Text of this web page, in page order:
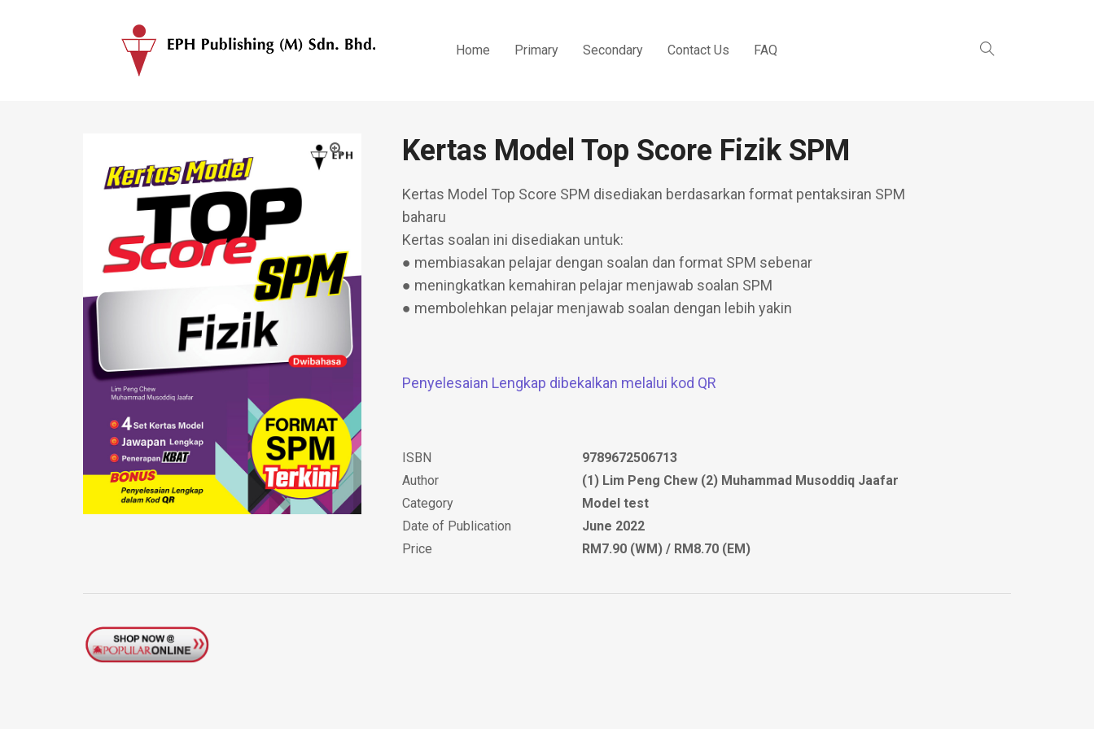
Home Primary Secondary Contact Us FAQ
Kertas Model Top Score Fizik SPM
Kertas Model Top Score SPM disediakan berdasarkan format pentaksiran SPM
baharu
Kertas soalan ini disediakan untuk:
● membiasakan pelajar dengan soalan dan format SPM sebenar
● meningkatkan kemahiran pelajar menjawab soalan SPM
● membolehkan pelajar menjawab soalan dengan lebih yakin
Penyelesaian Lengkap dibekalkan melalui kod QR
ISBN
9789672506713
Author
(1) Lim Peng Chew (2) Muhammad Musoddiq Jaafar
Category
Model test
Date of Publication
June 2022
Price
RM7.90 (WM) / RM8.70 (EM)